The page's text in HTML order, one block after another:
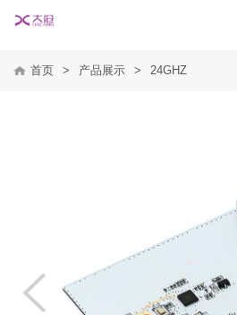
应用方案
首页 > 产品展示 > 24GHZ